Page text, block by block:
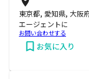
東京都, 愛知県, 大阪
エージェントに
お問い合わせする
お気に入り